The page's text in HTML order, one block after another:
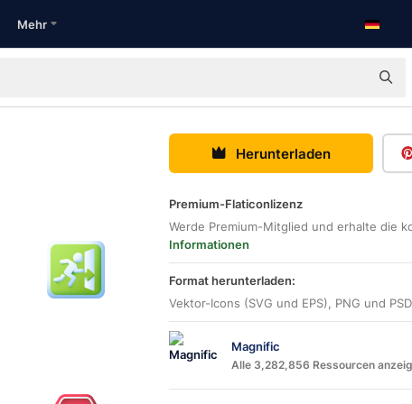
Mehr
Herunterladen
Premium-Flaticonlizenz
Werde Premium-Mitglied und erhalte die
Informationen
Format herunterladen:
Vektor-Icons (SVG und EPS), PNG und PSD
Magnific
Alle 3,282,856 Ressourcen